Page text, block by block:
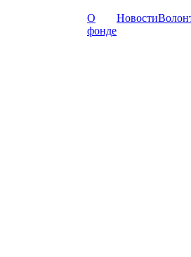
О
фонде
Новости